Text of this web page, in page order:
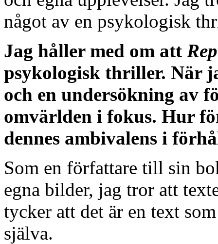
något av en psykologisk
Jag håller med om att
psykologisk thriller. När
och en undersökning av
omvärlden i fokus. Hur
dennes ambivalens i
Som en författare till sin
egna bilder, jag tror att
tycker att det är en text
själva.